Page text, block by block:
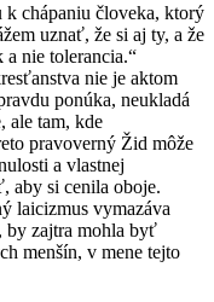
k chápaniu človeka, ktorý
uznať, že si aj ty, a že
nie tolerancia.“
nie je aktom
ponúka, neukladá
ale tam, kde
pravoverný Žid môže
a vlastnej
aby si cenila oboje.
laicizmus vymazáva
by zajtra mohla byť
menšín, v mene tejto